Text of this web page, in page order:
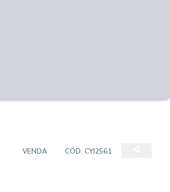
VENDA CÓD: CYJ2561